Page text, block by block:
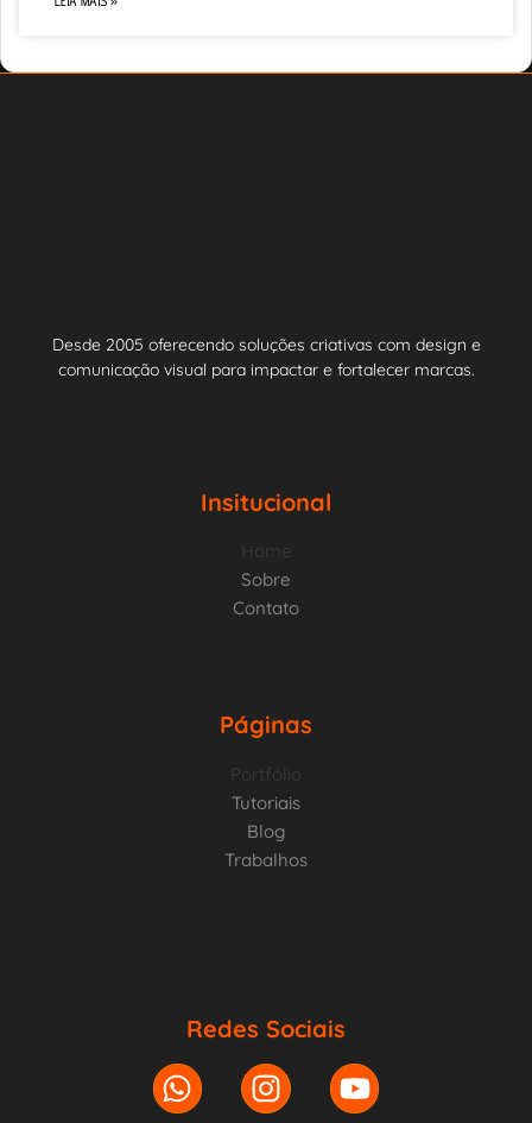
Desde 2005 oferecendo soluções criativas com design e
comunicação visual para impactar e fortalecer marcas.
Insitucional
Sobre
Contato
Páginas
Tutoriais
Blog
Trabalhos
Redes Sociais